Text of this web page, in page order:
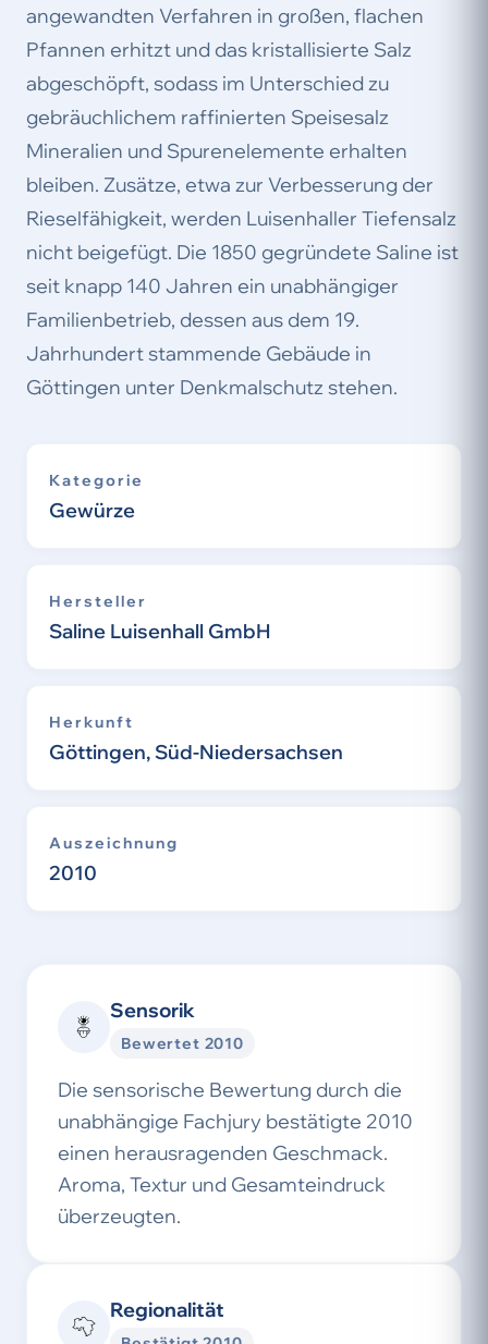
angewandten Verfahren in großen, flachen
Pfannen erhitzt und das kristallisierte Salz
abgeschöpft, sodass im Unterschied zu
gebräuchlichem raffinierten Speisesalz
Mineralien und Spurenelemente erhalten
bleiben. Zusätze, etwa zur Verbesserung der
Rieselfähigkeit, werden Luisenhaller Tiefensalz
nicht beigefügt. Die 1850 gegründete Saline ist
seit knapp 140 Jahren ein unabhängiger
Familienbetrieb, dessen aus dem 19.
Jahrhundert stammende Gebäude in
Göttingen unter Denkmalschutz stehen.
Kategorie
Gewürze
Hersteller
Saline Luisenhall GmbH
Herkunft
Göttingen, Süd-Niedersachsen
Auszeichnung
2010
Sensorik
Bewertet 2010
Die sensorische Bewertung durch die
unabhängige Fachjury bestätigte 2010
einen herausragenden Geschmack.
Aroma, Textur und Gesamteindruck
überzeugten.
Regionalität